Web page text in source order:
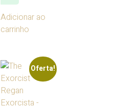
Adicionar ao
carrinho
Oferta!